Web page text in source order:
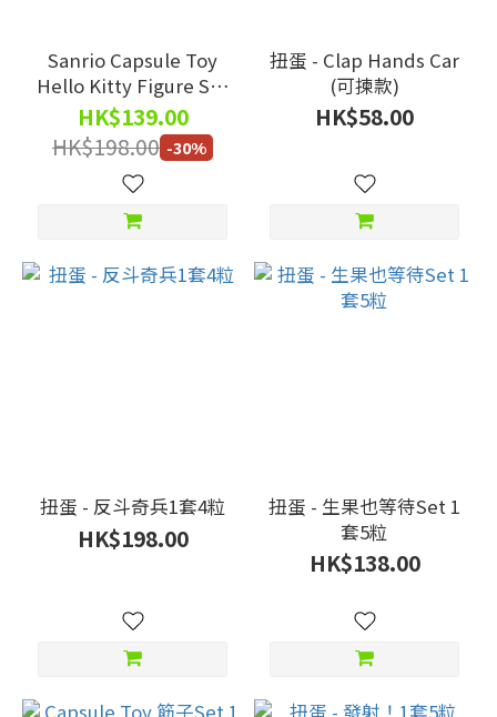
Sanrio Capsule Toy
Hello Kitty Figure Set
1套4粒
HK$139.00
HK$198.00 -30%
扭蛋 - Clap Hands Car
(可揀款)
HK$58.00
扭蛋 - 反斗奇兵1套4粒
HK$198.00
扭蛋 - 生果也等待Set 1
套5粒
HK$138.00